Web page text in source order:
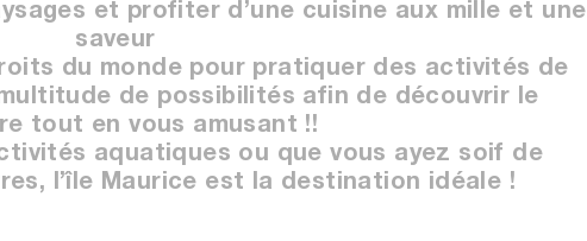
et profiter d’une cuisine aux mille et une
saveur
du monde pour pratiquer des activités de
de possibilités afin de découvrir le
tout en vous amusant !!
aquatiques ou que vous ayez soif de
l’île Maurice est la destination idéale !